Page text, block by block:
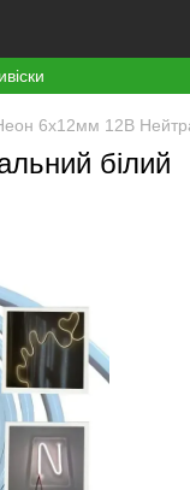
6х12мм 12В
білий